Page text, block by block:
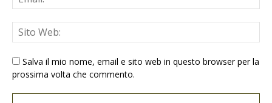
Salva il mio nome, email e sito web in questo browser per la
prossima volta che commento.